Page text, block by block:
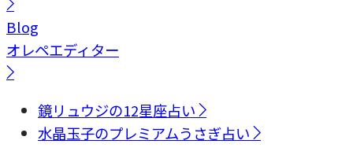
Blog
オレペエディター
鏡リュウジの12星座占い
水晶玉子のプレミアムうさぎ占い